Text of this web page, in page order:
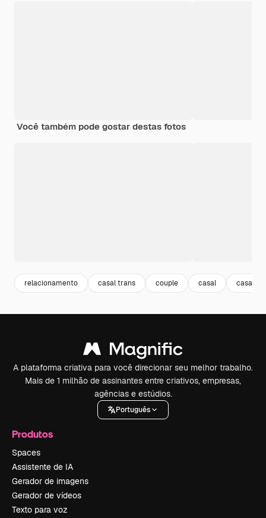
Você também pode gostar destas fotos
relacionamento casal trans couple casal casal
A plataforma criativa para você direcionar seu melhor trabalho.
Mais de 1 milhão de assinantes entre criativos, empresas,
agências e estúdios.
Português
Produtos
Spaces
Assistente de IA
Gerador de imagens
Gerador de vídeos
Texto para voz